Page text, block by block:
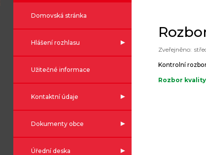
Domovská stránka
Hlášení rozhlasu
Užitečné informace
Kontaktní údaje
Dokumenty obce
Úřední deska
Kontrolní
Rozbor